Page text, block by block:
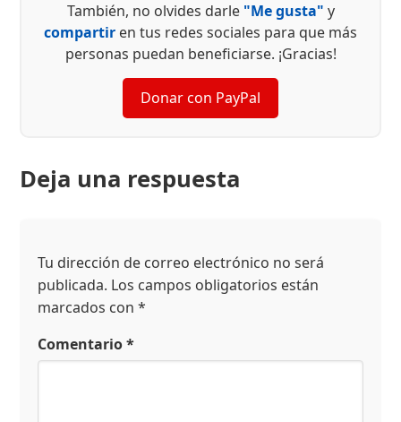
También, no olvides darle "Me gusta" y
compartir en tus redes sociales para que más
personas puedan beneficiarse. ¡Gracias!
Donar con PayPal
Deja una respuesta
Tu dirección de correo electrónico no será
publicada. Los campos obligatorios están
marcados con*
Comentario*